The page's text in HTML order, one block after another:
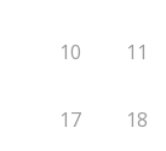
10 11
17 18